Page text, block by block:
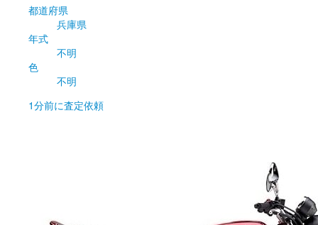
都道府県
兵庫県
年式
不明
色
不明
1分前に査定依頼